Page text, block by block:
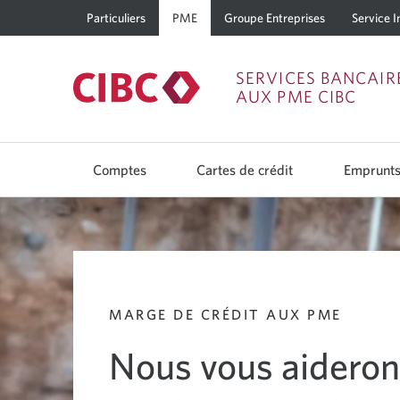
Particuliers PME Groupe Entreprises Service
SERVICES
AUX PME CIBC
flèches
gauche
et
droite
pour
naviguer
les
options
menu
ou
la
Comptes Cartes de crédit Emprunts
MARGE DE CRÉDIT AUX PME
Nous vous